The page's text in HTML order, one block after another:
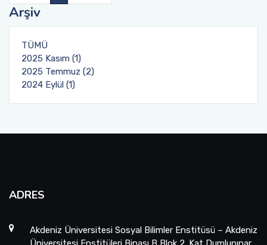
Arşiv
TÜMÜ
2025 Kasım (1)
2025 Temmuz (2)
2024 Eylül (1)
ADRES
Akdeniz Üniversitesi Sosyal Bilimler Enstitüsü – Akdeniz